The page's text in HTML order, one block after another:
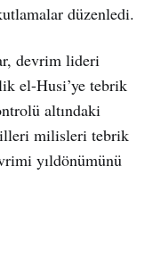
düzenledi.
devrim lideri
el-Husi’ye tebrik
altındaki
milisleri tebrik
yıldönümünü